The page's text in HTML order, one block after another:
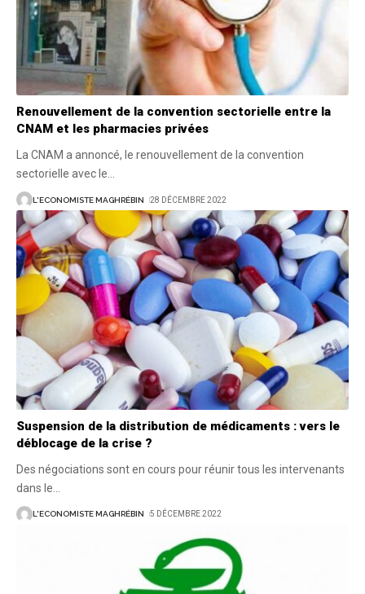
Renouvellement de la convention sectorielle entre la
CNAM et les pharmacies privées
La CNAM a annoncé, le renouvellement de la convention
sectorielle avec le
L'ECONOMISTE MAGHRÉBIN 28 DÉCEMBRE 2022
Suspension de la distribution de médicaments : vers le
déblocage de la crise ?
Des négociations sont en cours pour réunir tous les intervenants
dans le
L'ECONOMISTE MAGHRÉBIN 5 DÉCEMBRE 2022